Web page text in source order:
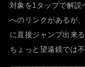
対象を1タップで解説
へのリンクがあるが
に直接ジャンプ出来
ちょっと望遠鏡では